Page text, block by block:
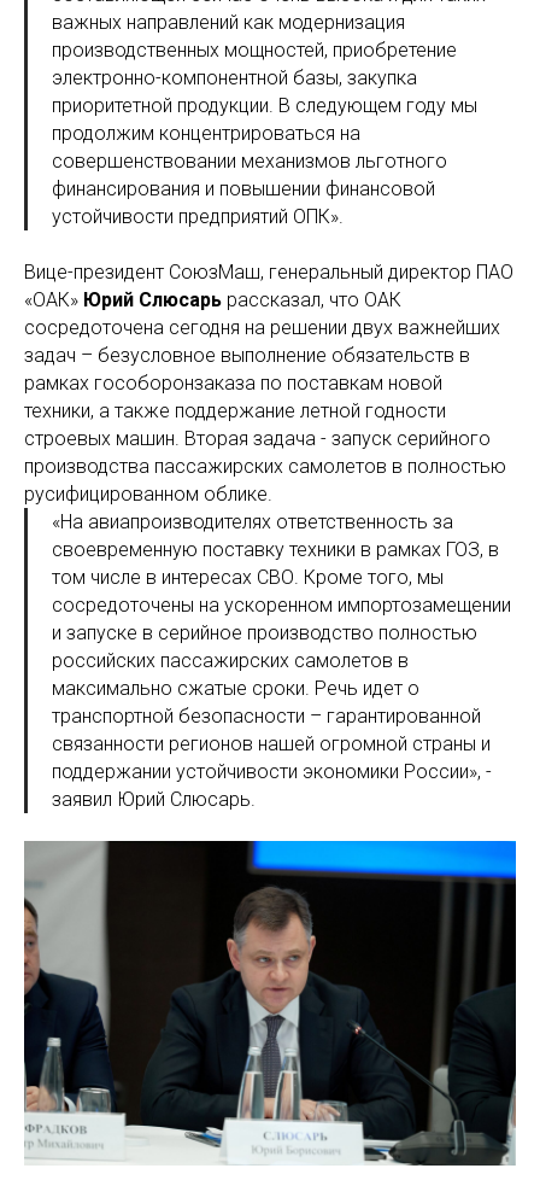
важных направлений как модернизация
производственных мощностей, приобретение
электронно-компонентной базы, закупка
приоритетной продукции. В следующем году мы
продолжим концентрироваться на
совершенствовании механизмов льготного
финансирования и повышении финансовой
устойчивости предприятий ОПК».
Вице-президент СоюзМаш, генеральный директор ПАО
«ОАК» Юрий Слюсарь рассказал, что ОАК
сосредоточена сегодня на решении двух важнейших
задач – безусловное выполнение обязательств в
рамках гособоронзаказа по поставкам новой
техники, а также поддержание летной годности
строевых машин. Вторая задача - запуск серийного
производства пассажирских самолетов в полностью
русифицированном облике.
«На авиапроизводителях ответственность за
своевременную поставку техники в рамках ГОЗ, в
том числе в интересах СВО. Кроме того, мы
сосредоточены на ускоренном импортозамещении
и запуске в серийное производство полностью
российских пассажирских самолетов в
максимально сжатые сроки. Речь идет о
транспортной безопасности – гарантированной
связанности регионов нашей огромной страны и
поддержании устойчивости экономики России», -
заявил Юрий Слюсарь.